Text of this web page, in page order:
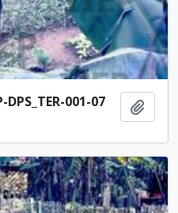
DPS_TER-001-07